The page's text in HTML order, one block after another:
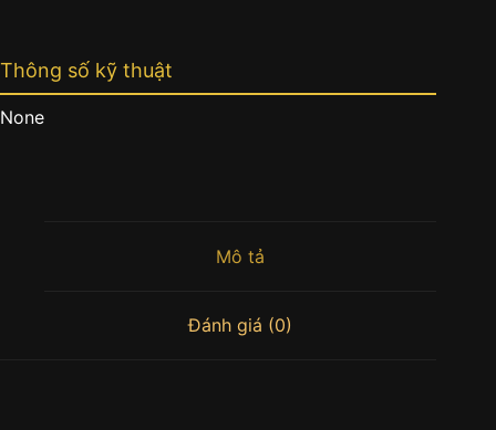
Thông số kỹ thuật
None
Mô tả
Đánh giá (0)